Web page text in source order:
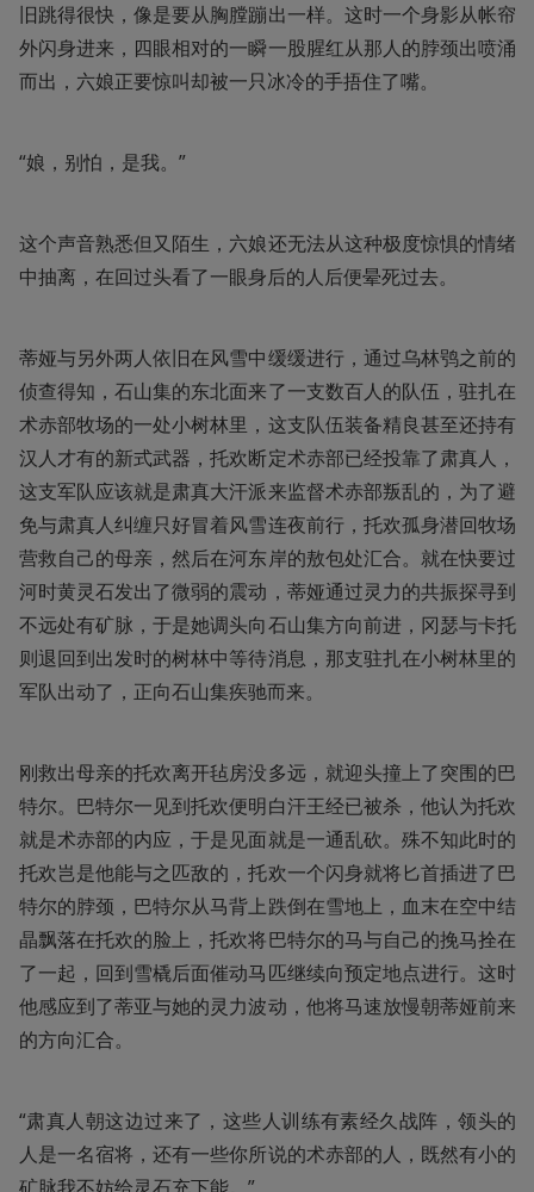
旧跳得很快，像是要从胸膛蹦出一样。这时一个身影从帐帘
外闪身进来，四眼相对的一瞬一股腥红从那人的脖颈出喷涌
而出，六娘正要惊叫却被一只冰冷的手捂住了嘴。
“娘，别怕，是我。”
这个声音熟悉但又陌生，六娘还无法从这种极度惊惧的情绪
中抽离，在回过头看了一眼身后的人后便晕死过去。
蒂娅与另外两人依旧在风雪中缓缓进行，通过乌林鸮之前的
侦查得知，石山集的东北面来了一支数百人的队伍，驻扎在
术赤部牧场的一处小树林里，这支队伍装备精良甚至还持有
汉人才有的新式武器，托欢断定术赤部已经投靠了肃真人，
这支军队应该就是肃真大汗派来监督术赤部叛乱的，为了避
免与肃真人纠缠只好冒着风雪连夜前行，托欢孤身潜回牧场
营救自己的母亲，然后在河东岸的敖包处汇合。就在快要过
河时黄灵石发出了微弱的震动，蒂娅通过灵力的共振探寻到
不远处有矿脉，于是她调头向石山集方向前进，冈瑟与卡托
则退回到出发时的树林中等待消息，那支驻扎在小树林里的
军队出动了，正向石山集疾驰而来。
刚救出母亲的托欢离开毡房没多远，就迎头撞上了突围的巴
特尔。巴特尔一见到托欢便明白汗王经已被杀，他认为托欢
就是术赤部的内应，于是见面就是一通乱砍。殊不知此时的
托欢岂是他能与之匹敌的，托欢一个闪身就将匕首插进了巴
特尔的脖颈，巴特尔从马背上跌倒在雪地上，血末在空中结
晶飘落在托欢的脸上，托欢将巴特尔的马与自己的挽马拴在
了一起，回到雪橇后面催动马匹继续向预定地点进行。这时
他感应到了蒂亚与她的灵力波动，他将马速放慢朝蒂娅前来
的方向汇合。
“肃真人朝这边过来了，这些人训练有素经久战阵，领头的
人是一名宿将，还有一些你所说的术赤部的人，既然有小的